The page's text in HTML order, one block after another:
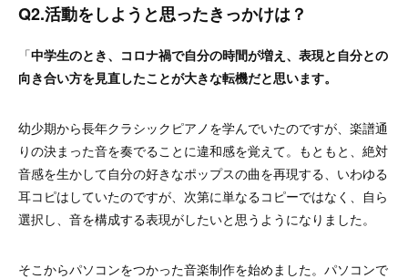
Q2.活動をしようと思ったきっかけは？
「中学生のとき、コロナ禍で自分の時間が増え、表現と自分との
向き合い方を見直したことが大きな転機だと思います。
幼少期から長年クラシックピアノを学んでいたのですが、楽譜通
りの決まった音を奏でることに違和感を覚えて。もともと、絶対
音感を生かして自分の好きなポップスの曲を再現する、いわゆる
耳コピはしていたのですが、次第に単なるコピーではなく、自ら
選択し、音を構成する表現がしたいと思うようになりました。
そこからパソコンをつかった音楽制作を始めました。パソコンで